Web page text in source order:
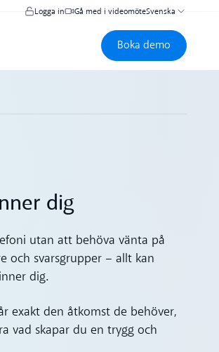
Logga in Gå med i videomöteSvenska
Boka demo
Boka demo
dig
utan att behöva vänta på
och svarsgrupper – allt kan
dig.
exakt den åtkomst de behöver,
vad skapar du en trygg och